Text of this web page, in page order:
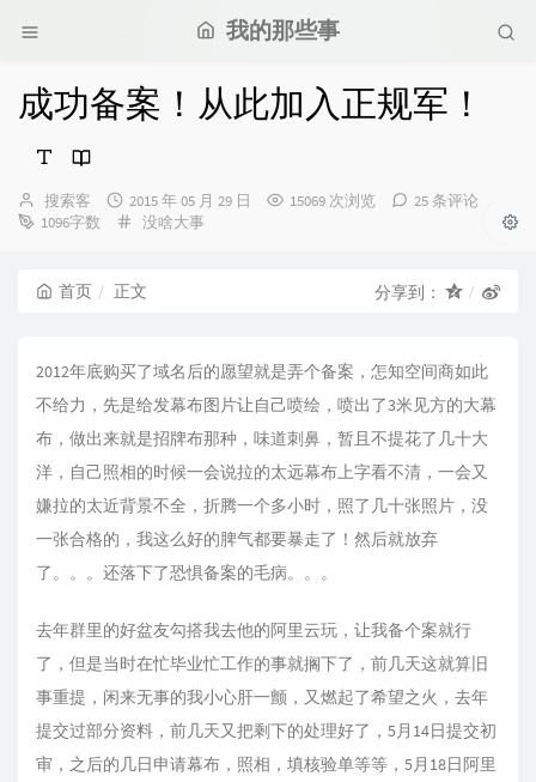
我的那些事
成功备案！从此加入正规军！
博
主：
搜索客
发
布
2015 年 05 月 29 日 15069 次浏览
25 条评论
1096字数
分
没啥大事
首页 正文 分享到：
2012年底购买了域名后的愿望就是弄个备案，怎知空间商如此
不给力，先是给发幕布图片让自己喷绘，喷出了3米见方的大幕
布，做出来就是招牌布那种，味道刺鼻，暂且不提花了几十大
洋，自己照相的时候一会说拉的太远幕布上字看不清，一会又
嫌拉的太近背景不全，折腾一个多小时，照了几十张照片，没
一张合格的，我这么好的脾气都要暴走了！然后就放弃
了。。。还落下了恐惧备案的毛病。。。
去年群里的好盆友勾搭我去他的阿里云玩，让我备个案就行
了，但是当时在忙毕业忙工作的事就搁下了，前几天这就算旧
事重提，闲来无事的我小心肝一颤，又燃起了希望之火，去年
提交过部分资料，前几天又把剩下的处理好了，5月14日提交初
审，之后的几日申请幕布，照相，填核验单等等，5月18日阿里